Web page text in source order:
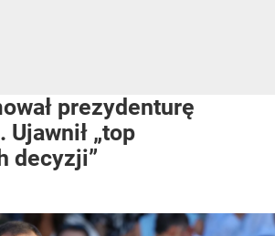
prezydenturę
„top
decyzji”